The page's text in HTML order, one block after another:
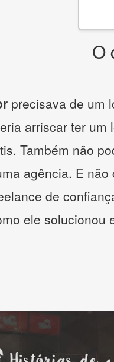
O
precisava de um
arriscar ter um
Também não
agência. E não
de
ele solucionou